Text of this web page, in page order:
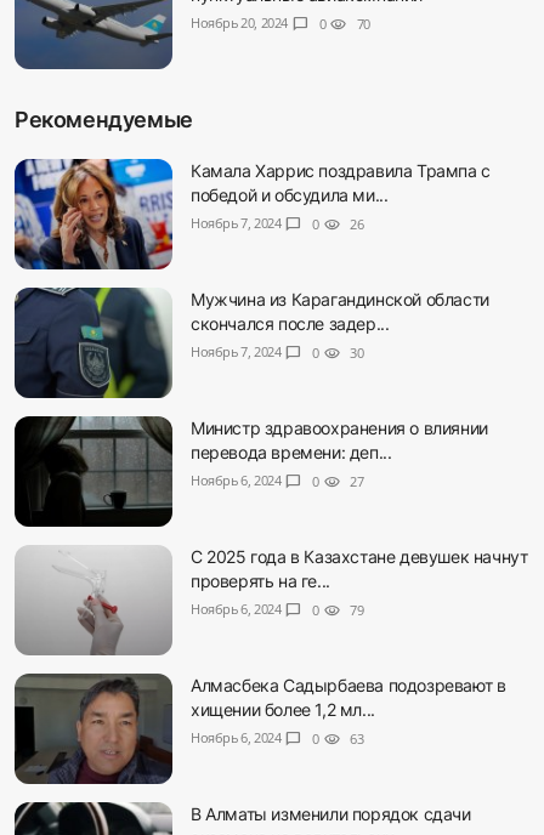
Ноябрь 20, 2024 chat_bubble 0 visibility 70
Рекомендуемые
Камала Харрис поздравила Трампа с
победой и обсудила ми...
Ноябрь 7, 2024 chat_bubble 0 visibility 26
Мужчина из Карагандинской области
скончался после задер...
Ноябрь 7, 2024 chat_bubble 0 visibility 30
Министр здравоохранения о влиянии
перевода времени: деп...
Ноябрь 6, 2024 chat_bubble 0 visibility 27
С 2025 года в Казахстане девушек начнут
проверять на ге...
Ноябрь 6, 2024 chat_bubble 0 visibility 79
Алмасбека Садырбаева подозревают в
хищении более 1,2 мл...
Ноябрь 6, 2024 chat_bubble 0 visibility 63
В Алматы изменили порядок сдачи